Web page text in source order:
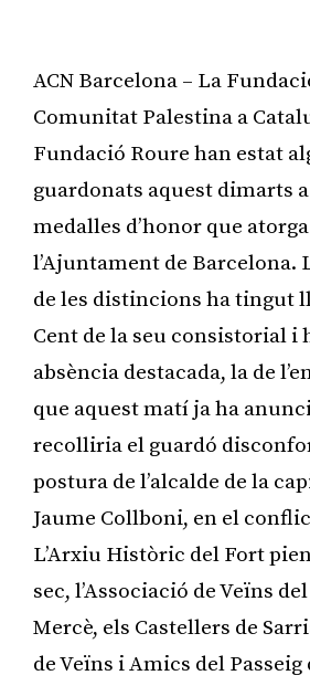
ACN Barcelona – La
Comunitat Palestina a
Fundació Roure han estat
guardonats aquest dimarts
medalles d’honor que
l’Ajuntament de Barcelona.
de les distincions ha tingut
Cent de la seu consistorial i
absència destacada, la de
que aquest matí ja ha
recolliria el guardó
postura de l’alcalde de la
Jaume Collboni, en el
L’Arxiu Històric del Fort
sec, l’Associació de Veïns
Mercè, els Castellers de
de Veïns i Amics del Passeig